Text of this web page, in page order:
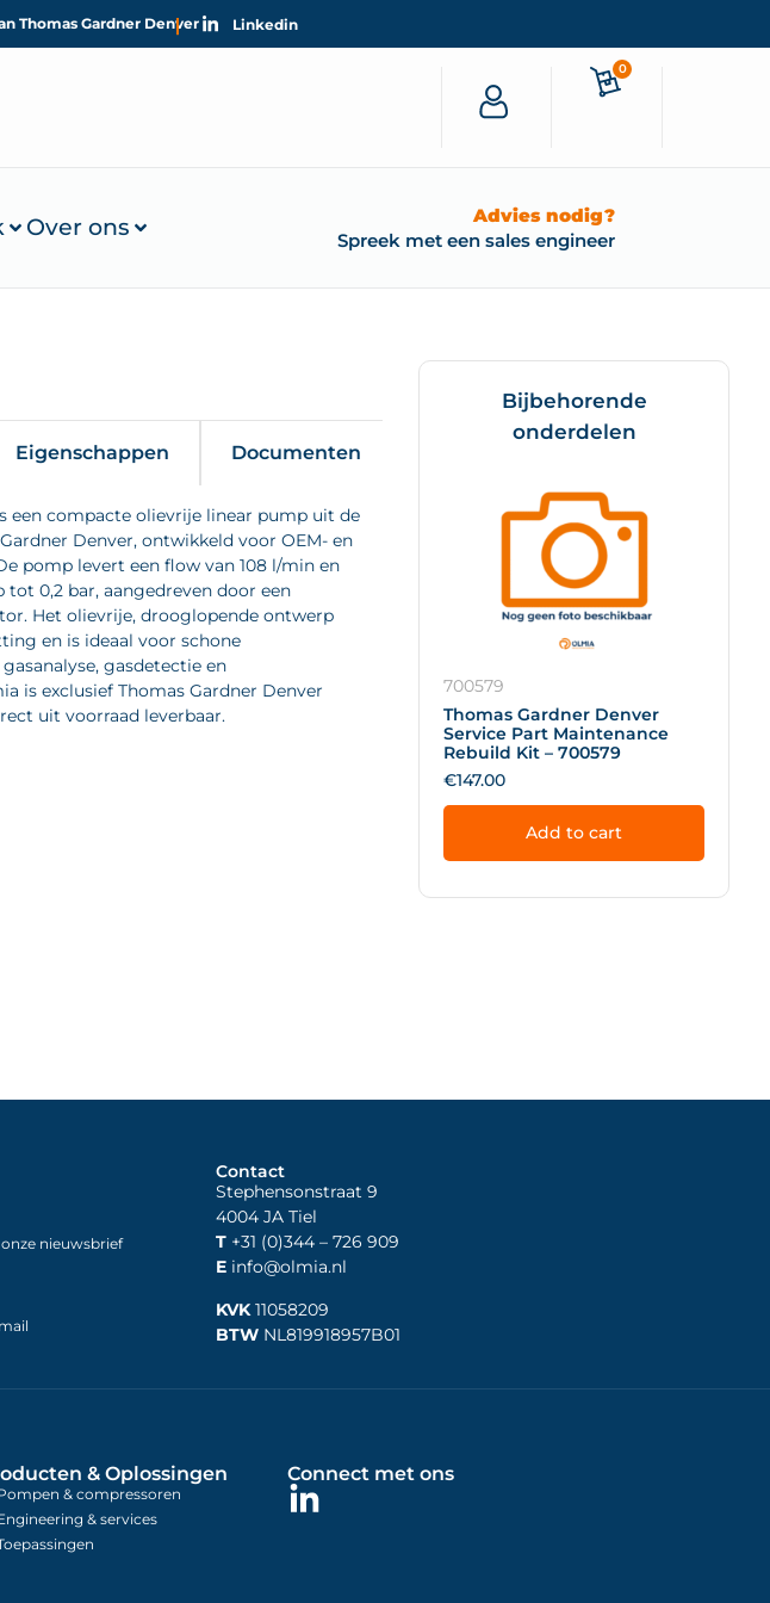
Thomas Gardner Denver Linkedin
0
Over ons
Advies nodig?
Spreek met een sales engineer
Eigenschappen Documenten
een compacte olievrije linear pump uit de
Denver, ontwikkeld voor OEM- en
pomp levert een flow van 108 l/min en
0,2 bar, aangedreven door een
Het olievrije, drooglopende ontwerp
en is ideaal voor schone
gasdetectie en
is exclusief Thomas Gardner Denver
uit voorraad leverbaar.
Bijbehorende
onderdelen
700579
Thomas Gardner Denver
Service Part Maintenance
Rebuild Kit – 700579
€147.00
Add to cart
nieuwsbrief
Contact
Stephensonstraat 9
4004 JA Tiel
T+31 (0)344– 726 909
Einfo@olmia.nl
KVK11058209
BTWNL819918957B01
& Oplossingen
& compressoren
& services
Connect met ons